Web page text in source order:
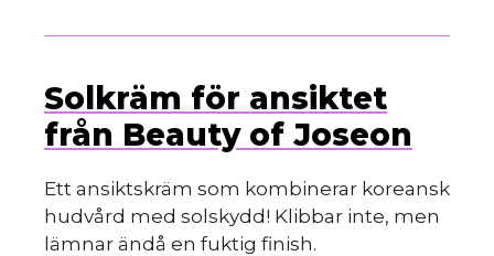
Solkräm för ansiktet
från Beauty of Joseon
Ett ansiktskräm som kombinerar koreansk
hudvård med solskydd! Klibbar inte, men
lämnar ändå en fuktig finish.